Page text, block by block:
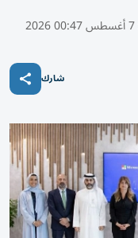
7 أغسطس 00:47 2026
شارك